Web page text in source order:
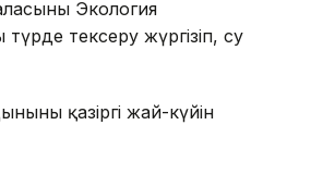
Экология
тексеру жүргізіп, су
қазіргі жай-күйін